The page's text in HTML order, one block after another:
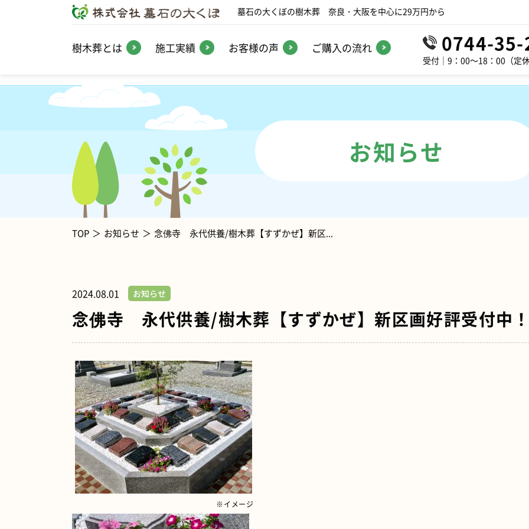
墓石の大くぼの樹木葬 奈良・大阪を中心に29万円から
樹木葬とは 施工実績 お客様の声 ご購入の流れ 0744-
受付｜9：00～18：00（定
お知らせ
TOP お知らせ 念佛寺 永代供養/樹木葬【すずかぜ】新区...
2024.08.01 お知らせ
念佛寺 永代供養/樹木葬【すずかぜ】新区画好評受付中
※イメージ